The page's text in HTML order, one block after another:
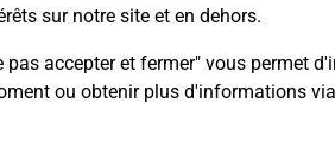
sur notre site et en dehors.
accepter et fermer" vous permet
ou obtenir plus d'informations via
?